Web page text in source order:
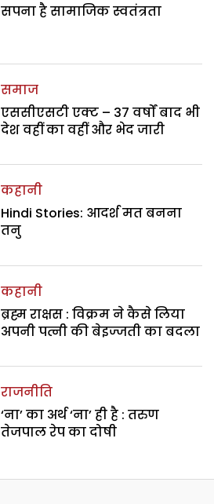
सपना है सामाजिक स्वतंत्रता
समाज
एससीएसटी एक्ट – 37 वर्षों बाद भी
देश वहीं का वहीं और भेद जारी
कहानी
Hindi Stories: आदर्श मत बनना
तनु
कहानी
ब्रह्म राक्षस : विक्रम ने कैसे लिया
अपनी पत्नी की बेइज्जती का बदला
राजनीति
‘ना’ का अर्थ ‘ना’ ही है : तरुण
तेजपाल रेप का दोषी